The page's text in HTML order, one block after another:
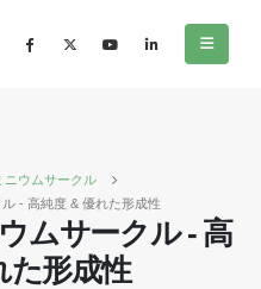
ニウムサークル
- 高純度 & 優れた形成性
ムサークル - 高
た形成性